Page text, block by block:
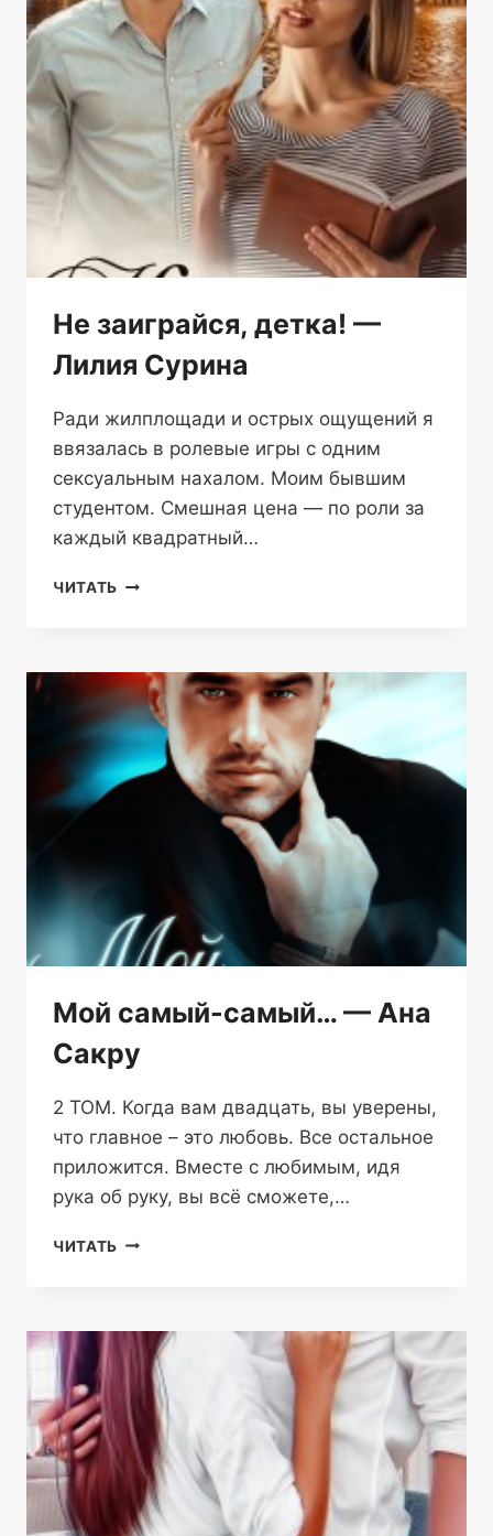
НАТАЛИЯ
БОГАТЕНКО
Не заиграйся, детка! —
Лилия Сурина
Ради жилплощади и острых ощущений я
ввязалась в ролевые игры с одним
сексуальным нахалом. Моим бывшим
студентом. Смешная цена — по роли за
каждый квадратный…
ЧИТАТЬ НЕ
ЛИЛИЯ
СУРИНА
Мой самый-самый… — Ана
Сакру
2 ТОМ. Когда вам двадцать, вы уверены,
что главное – это любовь. Все остальное
приложится. Вместе с любимым, идя
рука об руку, вы всё сможете,…
ЧИТАТЬ МОЙ
АНА
САКРУ